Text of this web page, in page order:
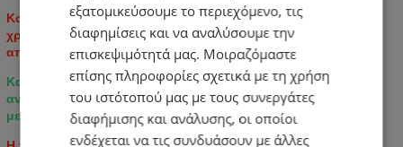
Κομψό σετ καλυμμάτων καθισμάτων αυτοκινήτου γενικής
χρήσης σε κομψό μαύρο σχέδιο με μοντέρνες λεπτομέρειες
από ανθρακονήματα.
Κατασκευασμένο από υψηλής ποιότητας οικολογικό δέρμα,
ανθεκτικό ύφασμα και αναπνεύσιμο κεντρικό ύφασμα για
μεγαλύτερη άνεση κατά την καθημερινή οδήγηση.
εξατομικεύσουμε το περιεχόμενο, τις
διαφημίσεις και να αναλύσουμε την
επισκεψιμότητά μας. Μοιραζόμαστε
επίσης πληροφορίες σχετικά με τη χρήση
του ιστότοπού μας με τους συνεργάτες
διαφήμισης και ανάλυσης, οι οποίοι
ενδέχεται να τις συνδυάσουν με άλλες